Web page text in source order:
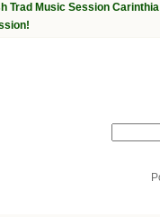
Trad Music Session